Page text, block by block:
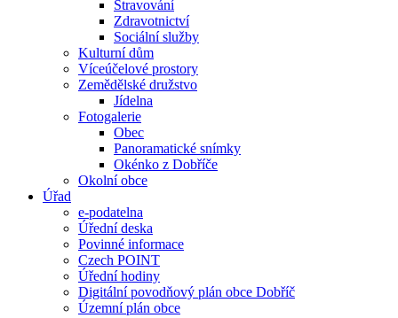
Stravování
Zdravotnictví
Sociální služby
Kulturní dům
Víceúčelové prostory
Zemědělské družstvo
Jídelna
Fotogalerie
Obec
Panoramatické snímky
Okénko z Dobříče
Okolní obce
Úřad
e-podatelna
Úřední deska
Povinné informace
Czech POINT
Úřední hodiny
Digitální povodňový plán obce Dobříč
Územní plán obce